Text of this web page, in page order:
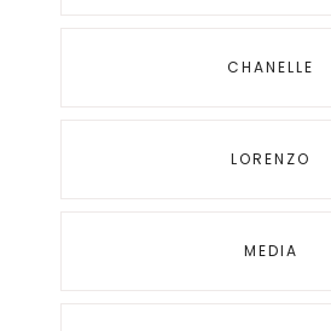
CHANELLE
LORENZO
MEDIA